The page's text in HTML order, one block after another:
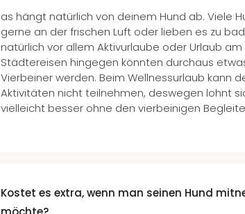
as hängt natürlich von deinem Hund ab. Viele
gerne an der frischen Luft oder lieben es zu
natürlich vor allem Aktivurlaube oder Urlaub am
Städtereisen hingegen könnten durchaus
Vierbeiner werden. Beim Wellnessurlaub kann
Aktivitäten nicht teilnehmen, deswegen lohnt
vielleicht besser ohne den vierbeinigen
Kostet es extra, wenn man seinen Hund